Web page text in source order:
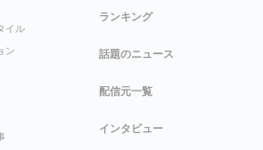
イル
ン
ランキング
話題のニュース
配信元一覧
インタビュー